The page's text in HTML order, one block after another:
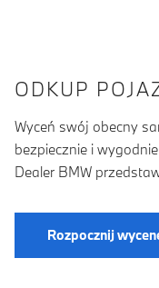
ODKUP
Wyceń swój obecny
bezpiecznie i
Dealer BMW
Rozpocznij